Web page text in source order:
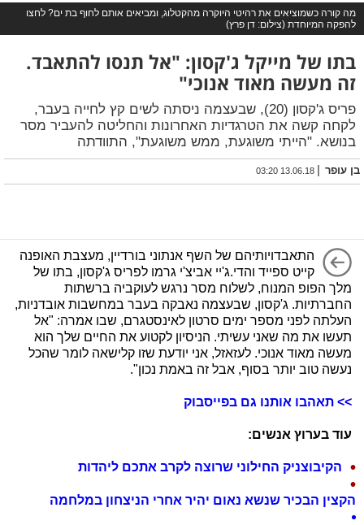
מה קורה כשמוציאים את רהיטי היוקרה מהקטלוג, ומביאים אותם לחוף בת ים? לחצו
להפקה המיוחדת (צילום: דן פרץ)
בתו של מייקל ג'קסון: "אל תנסו להתאבד.
זה מעשה מאוד אנוכי"
פריס ג'קסון (20), שבעצמה ניסתה לשים קץ לחייה בעבר,
לקחה קשה את הטרגדיות האחרונות והחליטה להעביר מסר
בנושא. "הייתי משוגעת, ממש משוגעת", התוודתה
בן עופר |
13.06.18 03:20
התאבדויותיהם של השף אנתוני בורדיין, מעצבת האופנה
קייט ספייד והדי.ג'יי אביצ'י גרמו לפריס ג'קסון, בתו של
מלך הפופ המנוח, לשלוח מסר נרגש לעוקביה ברשתות
החברתיות. ג'קסון, שבעצמה נאבקה בעבר במחשבות אובדניות,
העלתה לפני מספר ימים סרטון לאינסטגרם, שבו אמרה: "אל
תעשו את מה שאני עשיתי. הניסיון לקטוע את החיים שלך הוא
מעשה מאוד אנוכי. לעזאזל, אני יודעת שזו קלישאה לומר שהכל
נעשה טוב יותר בסוף, אבל זה באמת נכון".
>> תאהבו אותנו גם בפייסבוק
עוד בערוץ אנשים:
הקיבוצניק החילוני שרוצה לקרב אתכם ליהדות
הקצין הבכיר שנשא נאום יהיר אחרי הניצחון במלחמה